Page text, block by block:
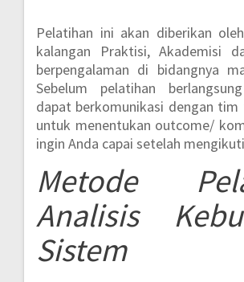
Pelatihan ini akan diberikan
kalangan Praktisi, Akademisi
berpengalaman di bidangnya
Sebelum pelatihan
dapat berkomunikasi dengan
untuk menentukan outcome/
ingin Anda capai setelah
Metode
Analisis
Sistem